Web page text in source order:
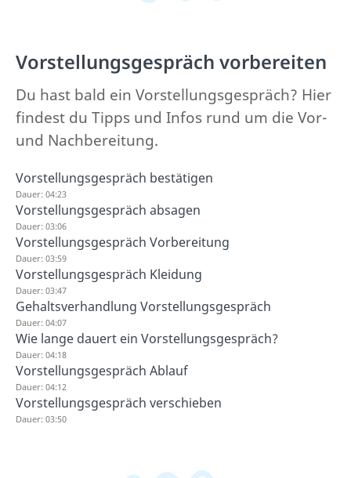
Vorstellungsgespräch vorbereiten
Du hast bald ein Vorstellungsgespräch? Hier
findest du Tipps und Infos rund um die Vor-
und Nachbereitung.
Vorstellungsgespräch bestätigen
Dauer: 04:23
Vorstellungsgespräch absagen
Dauer: 03:06
Vorstellungsgespräch Vorbereitung
Dauer: 03:59
Vorstellungsgespräch Kleidung
Dauer: 03:47
Gehaltsverhandlung Vorstellungsgespräch
Dauer: 04:07
Wie lange dauert ein Vorstellungsgespräch?
Dauer: 04:18
Vorstellungsgespräch Ablauf
Dauer: 04:12
Vorstellungsgespräch verschieben
Dauer: 03:50